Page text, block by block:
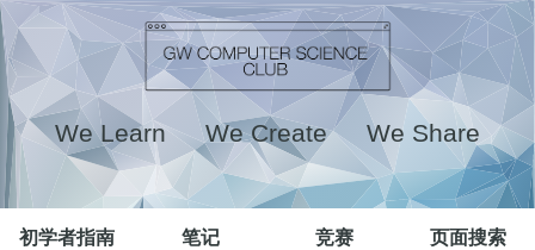
We Learn We Create We Share
初学者指南 笔记 竞赛 页面搜索